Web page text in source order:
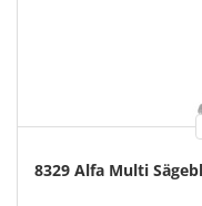
8329 Alfa Multi